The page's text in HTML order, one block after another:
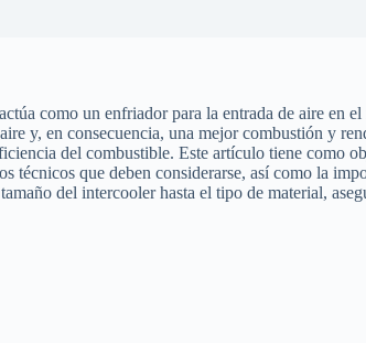
como un enfriador para la entrada de aire en
y, en consecuencia, una mejor combustión y
del combustible. Este artículo tiene como
que deben considerarse, así como la
del intercooler hasta el tipo de material,